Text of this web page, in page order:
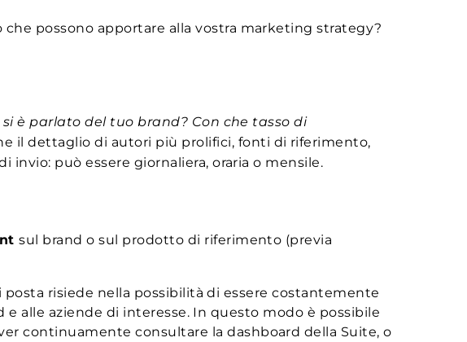
possono apportare alla vostra marketing strategy?
è parlato del tuo brand? Con che tasso di
il dettaglio di autori più prolifici, fonti di riferimento,
può essere giornaliera, oraria o mensile.
sul brand o sul prodotto di riferimento (previa
risiede nella possibilità di essere costantemente
alle aziende di interesse. In questo modo è possibile
continuamente consultare la dashboard della Suite, o